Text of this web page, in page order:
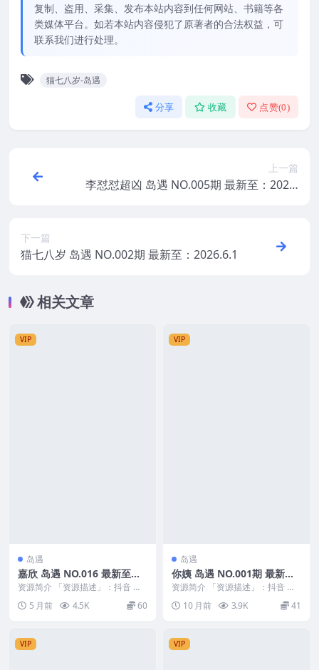
复制、盗用、采集、发布本站内容到任何网站、书籍等各
类媒体平台。如若本站内容侵犯了原著者的合法权益，可
联系我们进行处理。
猫七八岁-岛遇
分享 收藏 点赞(0)
上一篇
李怼怼超凶 岛遇 NO.005期 最新至：2026.
下一篇
猫七八岁 岛遇 NO.002期 最新至：2026.6.1
相关文章
VIP
岛遇
嘉欣 岛遇 NO.016 最新至：2
026.2.10
资源简介 「资源描述」：抖音 嘉
欣 岛遇 NO.016 【7P1V】最新
至：20...
5 月前 4.5K 60
VIP
岛遇
你姨 岛遇 NO.001期 最新
至：2025.10.22
资源简介 「资源描述」：抖音 你
姨 岛遇 NO.001期 【2P7V】最新
至：2...
10 月前 3.9K 41
VIP VIP